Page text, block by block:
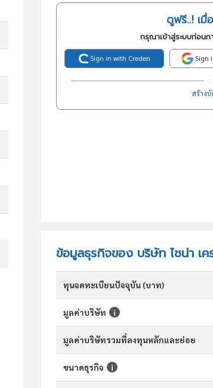
ดูฟรี..! เมื่
กรุณาเข้าสู่ระบบก่อน
Sign in with Creden Sign
สร้าง
ข้อมูลธุรกิจของ บริษัท ไชน่า เค
ทุนจดทะเบียนปัจจุบัน (บาท)
มูลค่าบริษัท
มูลค่าบริษัทรวมที่ลงทุนหลักและย่อย
ขนาดธุรกิจ